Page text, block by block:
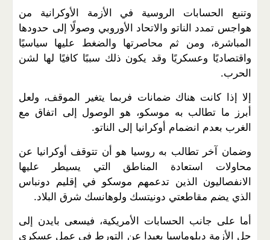
وتنبع الحسابات الروسية في الأزمة الأوكرانية من
هواجس تمدد الناتو والاتحاد الأوروبي وصولًا إلى حدودها
المباشرة، ومن ثم محاصرتها والضغط عليها سياسيًا
واقتصاديًا وعسكريًا وقد يكون ذلك سببًا كافيًا لها لشن
الحرب.
إلا إذا كانت هناك ضمانات فربما يتغير الموقف، ولعل
أبرز ما تطالب به موسكو، هو الوصول إلى اتفاق مع
الغرب بعدم انضمام أوكرانيا إلى الناتو.
وضمان آخر تطالب به روسيا هو أن تتوقف أوكرانيا عن
محاولات استعادة المناطق التي يسيطر عليها
الانفصاليون الذين تدعمهم موسكو في إقليم دونباس
الذي يضم مقاطعتي دونيتسك ولوهانسك شرق البلاد.
أما على جانب الحسابات الأمريكية، فيسعى بايدن إلى
حل الأزمة دبلوماسيا بعيدا عن التورط في عمل عسكري